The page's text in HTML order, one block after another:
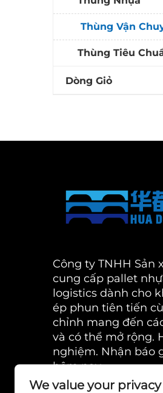
Thùng Vận
Thùng Tiêu
Dòng Giỏ
Công ty TNHH Sản
cung cấp pallet
logistics dành cho
ép phun tiên tiến
chỉnh mang đến
và có thể mở rộng.
nghiệm. Nhận báo
hôm nay.
We value your privacy